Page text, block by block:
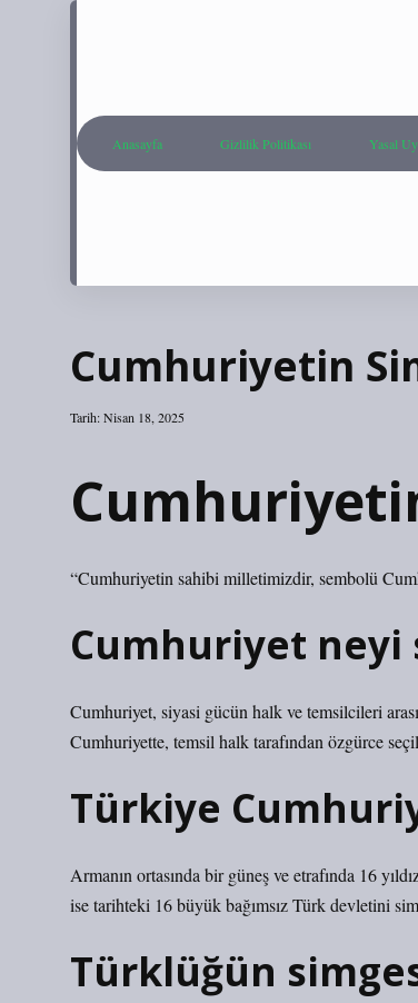
Anasayfa Gizlilik Politikası Yasal
Cumhuriyetin
Tarih: Nisan 18, 2025
“Cumhuriyetin sahibi milletimizdir, sembolü
Cumhuriyet neyi
Cumhuriyet, siyasi gücün halk ve temsilcileri
Cumhuriyette, temsil halk tarafından özgürce
Türkiye
Armanın ortasında bir güneş ve etrafında 16
ise tarihteki 16 büyük bağımsız Türk devletini
Türklüğün